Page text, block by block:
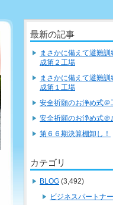
最新の記事
まさかに備えて避難
成第２工場
まさかに備えて避難
成第１工場
安全祈願のお浄め式＠
安全祈願のお浄め式＠
第６６期決算棚卸し！
カテゴリ
BLOG (3,492)
ビジネスパートナー